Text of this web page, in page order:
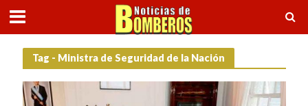
Tag - Ministra de Seguridad de la Nación